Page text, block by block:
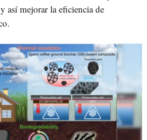
así mejorar la eficiencia de